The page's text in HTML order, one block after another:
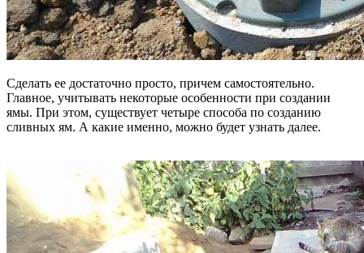
Сделать ее достаточно просто, причем самостоятельно.
Главное, учитывать некоторые особенности при создании
ямы. При этом, существует четыре способа по созданию
сливных ям. А какие именно, можно будет узнать далее.